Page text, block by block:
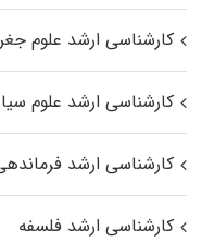
کارشناسی ارشد علوم
کارشناسی ارشد علوم
کارشناسی ارشد
کارشناسی ارشد فلسفه